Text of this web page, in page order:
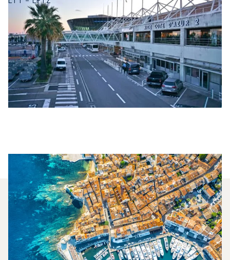
Quali Jet Privati Vengono
Noleggiati Più
Frequentemente Tra Nizza E